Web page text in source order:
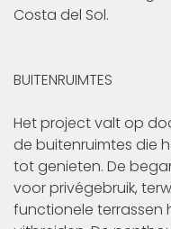
Costa del Sol.
BUITENRUIMTES
Het project valt op
de buitenruimtes die
tot genieten. De
voor privégebruik,
functionele